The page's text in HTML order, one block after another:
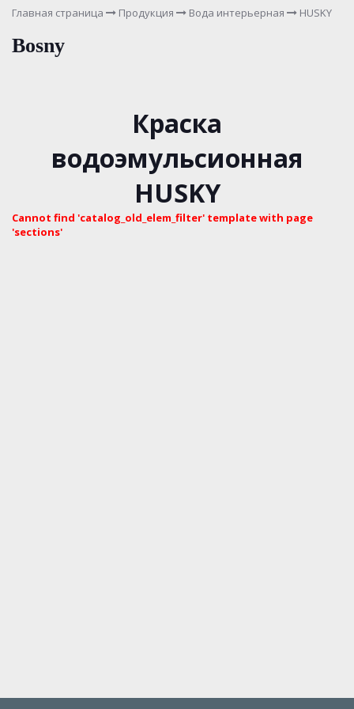
Главная страница Продукция Вода интерьерная HUSKY
Bosny
Краска
водоэмульсионная
HUSKY
Cannot find 'catalog_old_elem_filter' template with page
'sections'